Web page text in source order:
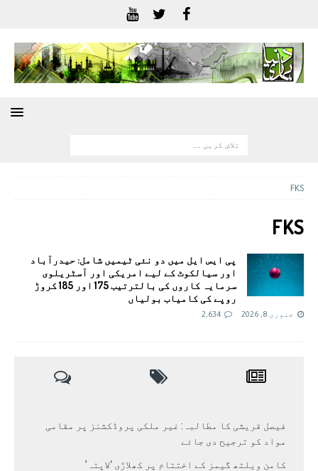
FKS
FKS
پی ایس ایل میں دو نئی ٹیمیں شامل: حیدرآباد
اور سیالکوٹ کے لیے امریکی اور آسٹریلوی
سرمایہ کاروں کی بالترتیب 175 اور 185 کروڑ
روپے کی کامیاب بولیاں
جنوری 8, 2026 2,634
فیصل قریشی کا مطالبہ: غیر ملکی پروڈکشنز پر مقامی
مواد کو ترجیح دی جائے
کامن ویلتھ گیمز کے اختتام پر کھلاڑی ‘لاپتہ’